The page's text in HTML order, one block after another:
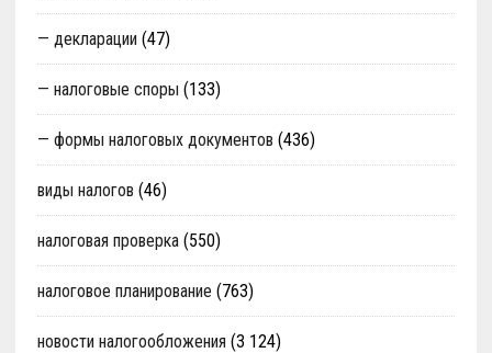
— декларации (47)
— налоговые споры (133)
— формы налоговых документов (436)
виды налогов (46)
налоговая проверка(550)
налоговое планирование (763)
новости налогообложения (3 124)